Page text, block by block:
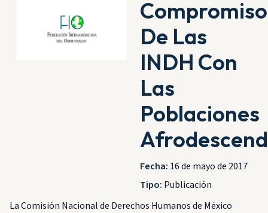
Compromiso
De Las
INDH Con
Las
Poblaciones
Fecha: 16 de mayo de 2017
Tipo: Publicación
La Comisión Nacional de Derechos Humanos de México